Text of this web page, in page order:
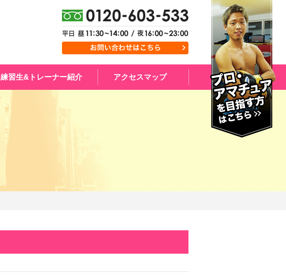
練習生&トレーナー紹介 アクセスマップ